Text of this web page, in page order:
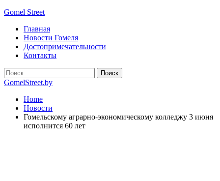
Gomel Street
Главная
Новости Гомеля
Достопримечательности
Контакты
GomelStreet.by
Home
Новости
Гомельскому аграрно-экономическому колледжу 3 июня
исполнится 60 лет